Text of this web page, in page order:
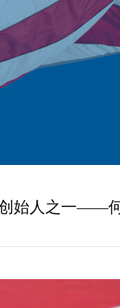
始人之一——